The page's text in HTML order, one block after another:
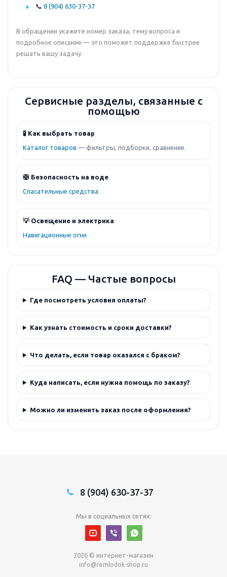
📞 8 (904) 630-37-37
В обращении укажите номер заказа, тему вопроса и
подробное описание — это поможет поддержке быстрее
решать вашу задачу.
Сервисные разделы, связанные с
помощью
🧪 Как выбрать товар
Каталог товаров — фильтры, подборки, сравнение.
🛟 Безопасность на воде
Спасательные средства
💡 Освещение и электрика
Навигационные огни
FAQ — Частые вопросы
Где посмотреть условия оплаты?
Как узнать стоимость и сроки доставки?
Что делать, если товар оказался с браком?
Куда написать, если нужна помощь по заказу?
Можно ли изменить заказ после оформления?
8 (904) 630-37-37
Мы в социальных сетях:
2026 © интернет-магазин
info@remlodok-shop.ru